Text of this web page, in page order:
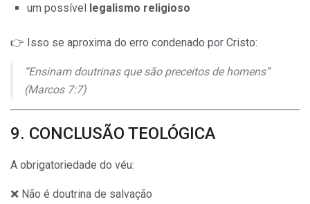
um possível legalismo religioso
👉 Isso se aproxima do erro condenado por Cristo:
“Ensinam doutrinas que são preceitos de homens”
(Marcos 7:7)
9. CONCLUSÃO TEOLÓGICA
A obrigatoriedade do véu:
❌ Não é doutrina de salvação